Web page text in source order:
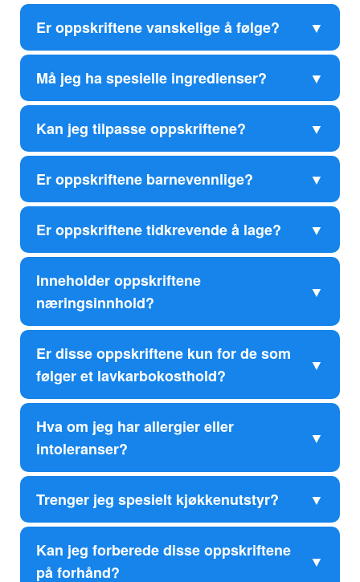
Er oppskriftene vanskelige å følge?
Må jeg ha spesielle ingredienser?
Kan jeg tilpasse oppskriftene?
Er oppskriftene barnevennlige?
Er oppskriftene tidkrevende å lage?
Inneholder oppskriftene
næringsinnhold?
Er disse oppskriftene kun for de som
følger et lavkarbokosthold?
Hva om jeg har allergier eller
intoleranser?
Trenger jeg spesielt kjøkkenutstyr?
Kan jeg forberede disse oppskriftene
på forhånd?